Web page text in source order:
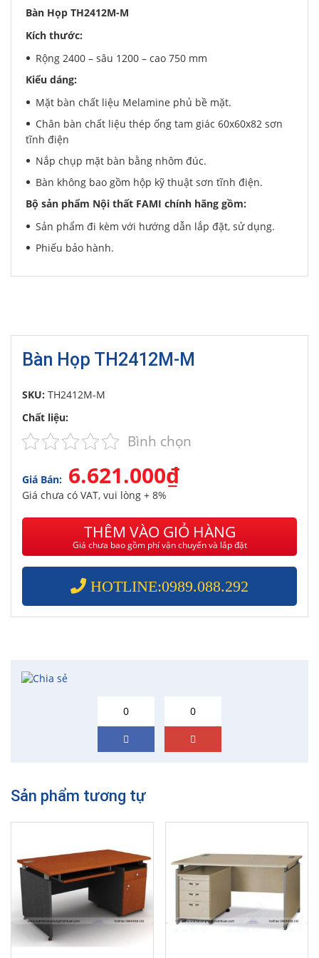
Bàn Họp TH2412M-M
Kích thước:
Rộng 2400 – sâu 1200 – cao 750 mm
Kiểu dáng:
Mặt bàn chất liệu Melamine phủ bề mặt.
Chân bàn chất liệu thép ống tam giác 60x60x82 sơn
tĩnh điện
Nắp chụp mặt bàn bằng nhôm đúc.
Bàn không bao gồm hộp kỹ thuật sơn tĩnh điện.
Bộ sản phẩm Nội thất FAMI chính hãng gồm:
Sản phẩm đi kèm với hướng dẫn lắp đặt, sử dụng.
Phiếu bảo hành.
Bàn Họp TH2412M-M
SKU: TH2412M-M
Chất liệu:
Bình chọn
Giá Bán: 6.621.000₫
Giá chưa có VAT, vui lòng + 8%
THÊM VÀO GIỎ HÀNG
Giá chưa bao gồm phí vận chuyển và lắp đặt
HOTLINE:0989.088.292
0 0
Sản phẩm tương tự